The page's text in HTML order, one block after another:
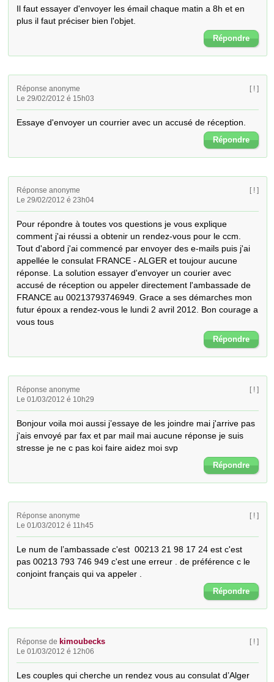
Il faut essayer d'envoyer les émail chaque matin a 8h et en
plus il faut préciser bien l'objet.
Répondre
Réponse anonyme
Le 29/02/2012 é 15h03
[ ! ]
Essaye d'envoyer un courrier avec un accusé de réception.
Répondre
Réponse anonyme
Le 29/02/2012 é 23h04
[ ! ]
Pour répondre à toutes vos questions je vous explique
comment j'ai réussi a obtenir un rendez-vous pour le ccm.
Tout d'abord j'ai commencé par envoyer des e-mails puis j'ai
appellée le consulat FRANCE - ALGER et toujour aucune
réponse. La solution essayer d'envoyer un courier avec
accusé de réception ou appeler directement l'ambassade de
FRANCE au 00213793746949. Grace a ses démarches mon
futur époux a rendez-vous le lundi 2 avril 2012. Bon courage a
vous tous
Répondre
Réponse anonyme
Le 01/03/2012 é 10h29
[ ! ]
Bonjour voila moi aussi j’essaye de les joindre mai j'arrive pas
j'ais envoyé par fax et par mail mai aucune réponse je suis
stresse je ne c pas koi faire aidez moi svp
Répondre
Réponse anonyme
Le 01/03/2012 é 11h45
[ ! ]
Le num de l’ambassade c'est  00213 21 98 17 24 est c'est
pas 00213 793 746 949 c'est une erreur . de préférence c le
conjoint français qui va appeler .
Répondre
Réponse de kimoubecks
Le 01/03/2012 é 12h06
[ ! ]
Les couples qui cherche un rendez vous au consulat d’Alger